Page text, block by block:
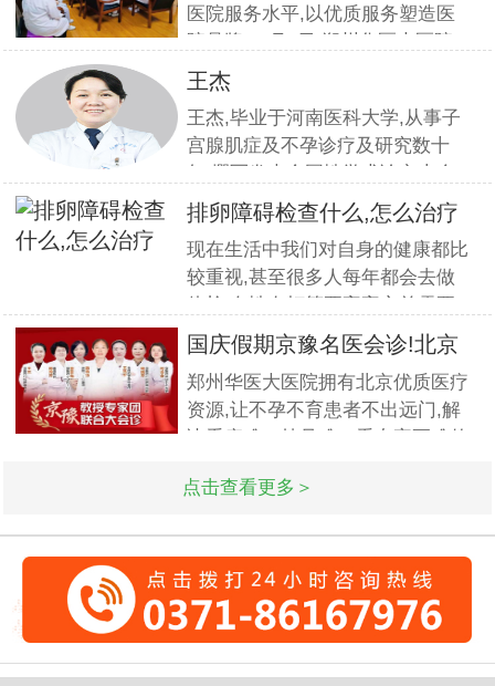
医院服务水平,以优质服务塑造医
院品牌,11月5日,郑州华医大医院
组织全员开展优质服务提升培训.
本期培训邀请到职业素养与服务设
计专家
王杰
王杰,毕业于河南医科大学,从事子
宫腺肌症及不孕诊疗及研究数十
年,撰写发表全国性学术论文十余
篇.对宫、腹腔镜等微创高科技技
术诊治子宫腺肌症、石女、子宫肌
瘤、女性不孕等妇科疑难杂症有一
套成熟完整的方案,深得患者好评!
排卵障碍检查什么,怎么治疗
现在生活中我们对自身的健康都比
较重视,甚至很多人每年都会去做
到医院做孕前检查,这样才能更好
的保证怀孕的诊疗率.有患者想了
解排卵障碍检查什么?怎么治疗?我
们来一起了解下. 排卵障碍检查什
国庆假期京豫名医会诊!北京
不孕
郑州华医大医院拥有北京优质医疗
资源,让不孕不育患者不出远门,解
决看病难、挂号难、看专家更难的
北京专家将与郑州华医大医院名医
生
点击查看更多＞